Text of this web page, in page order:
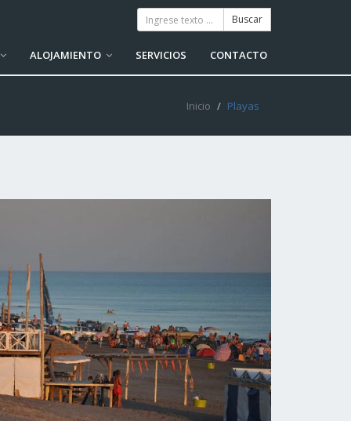
ALOJAMIENTO SERVICIOS CONTACTO
Inicio Playas